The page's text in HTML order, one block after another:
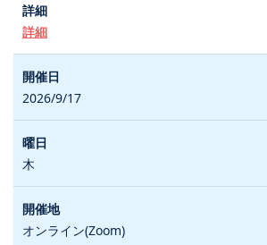
詳細
2026/9/17
木
オンライン(Zoom)